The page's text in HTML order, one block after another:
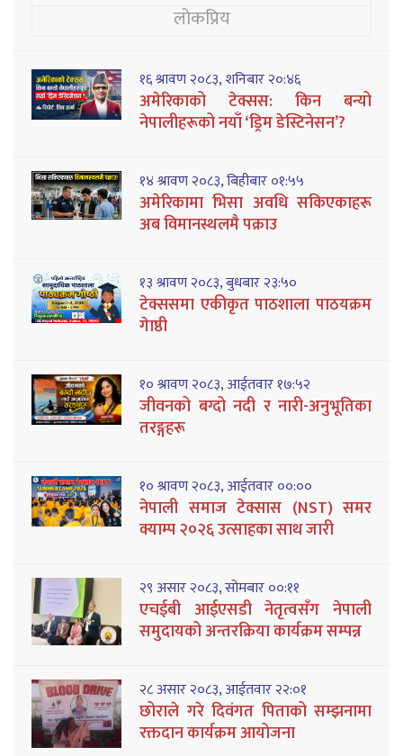
लोकप्रिय
१६ श्रावण २०८३, शनिबार २०:४६
अमेरिकाको टेक्सस: किन बन्यो
नेपालीहरूको नयाँ ‘ड्रिम डेस्टिनेसन’?
१४ श्रावण २०८३, बिहीबार ०१:५५
अमेरिकामा भिसा अवधि सकिएकाहरू
अब विमानस्थलमै पक्राउ
१३ श्रावण २०८३, बुधबार २३:५०
टेक्ससमा एकीकृत पाठशाला पाठयक्रम
गेाष्ठी
१० श्रावण २०८३, आईतवार १७:५२
जीवनको बग्दो नदी र नारी-अनुभूतिका
तरङ्गहरू
१० श्रावण २०८३, आईतवार ००:००
नेपाली समाज टेक्सास (NST) समर
क्याम्प २०२६ उत्साहका साथ जारी
२९ असार २०८३, सोमबार ००:११
एचईबी आईएसडी नेतृत्वसँग नेपाली
समुदायको अन्तरक्रिया कार्यक्रम सम्पन्न
२८ असार २०८३, आईतवार २२:०१
छोराले गरे दिवंगत पिताको सम्झनामा
रक्तदान कार्यक्रम आयोजना